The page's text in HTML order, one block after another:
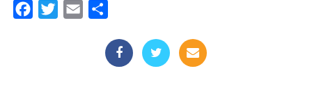
FacebookTwitterEmail